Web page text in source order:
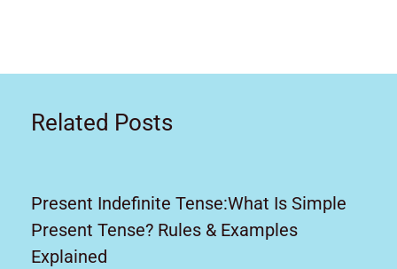
Related Posts
Present Indefinite Tense:What Is Simple
Present Tense? Rules & Examples
Explained